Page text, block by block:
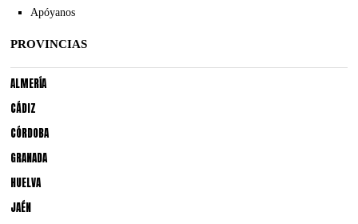
Apóyanos
PROVINCIAS
ALMERÍA
CÁDIZ
CÓRDOBA
GRANADA
HUELVA
JAÉN